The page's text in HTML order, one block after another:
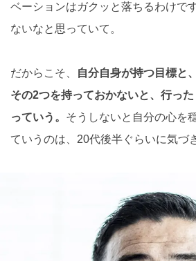
ベーションはガクッと落ちるわけで
ないなと思っていて。
だからこそ、
自分自身が持つ目標と
その2つを持っておかないと、行っ
っていう。 そうしないと自分の心を
ていうのは、20代後半ぐらいに気づ